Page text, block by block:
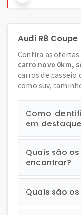
Audi R8 Coupe
Confira as ofertas
carro novo 0km,
carros de
como suv,
Como
em
Quais são
encontrar?
Quais são